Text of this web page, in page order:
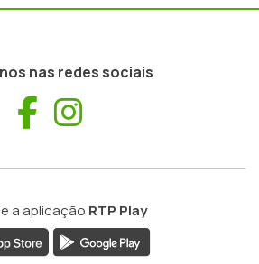
nas redes sociais
Facebook
a aplicação RTP Play